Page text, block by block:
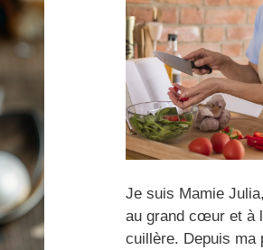
Je suis Mamie
au grand cœur et à
cuillère. Depuis ma